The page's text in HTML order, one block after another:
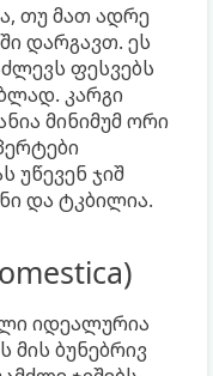
თუ მათ ადრე
დარგავთ. ეს
ფესვებს
კარგი
მინიმუმ ორი
უწევენ ჯიშ
და ტკბილია.
იდეალურია
მის ბუნებრივ